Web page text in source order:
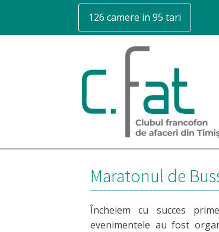
126 camere in 95 tari
Maratonul de
Încheiem cu succes
evenimentele au fost